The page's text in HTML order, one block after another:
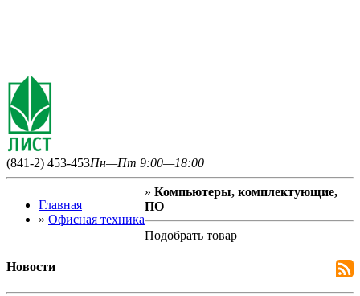
(841-2) 453-453Пн—Пт 9:00—18:00
Главная
» Офисная техника
» Компьютеры, комплектующие,
ПО
Подобрать товар
Новости